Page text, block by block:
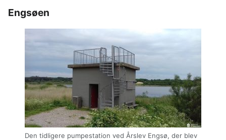
Engsøen
Den tidligere pumpestation ved Årslev Engsø, der blev